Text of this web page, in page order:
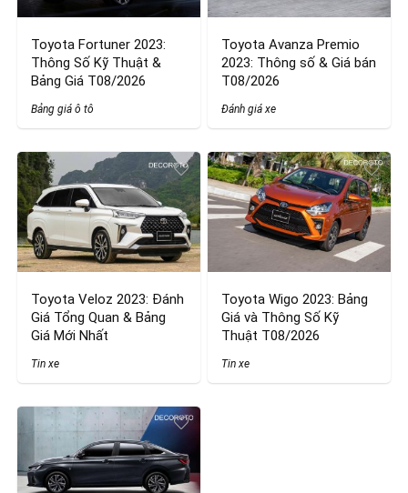
Toyota Fortuner 2023:
Thông Số Kỹ Thuật &
Bảng Giá T08/2026
Bảng giá ô tô
Toyota Avanza Premio
2023: Thông số & Giá bán
T08/2026
Đánh giá xe
Toyota Veloz 2023: Đánh
Giá Tổng Quan & Bảng
Giá Mới Nhất
Tin xe
Toyota Wigo 2023: Bảng
Giá và Thông Số Kỹ
Thuật T08/2026
Tin xe